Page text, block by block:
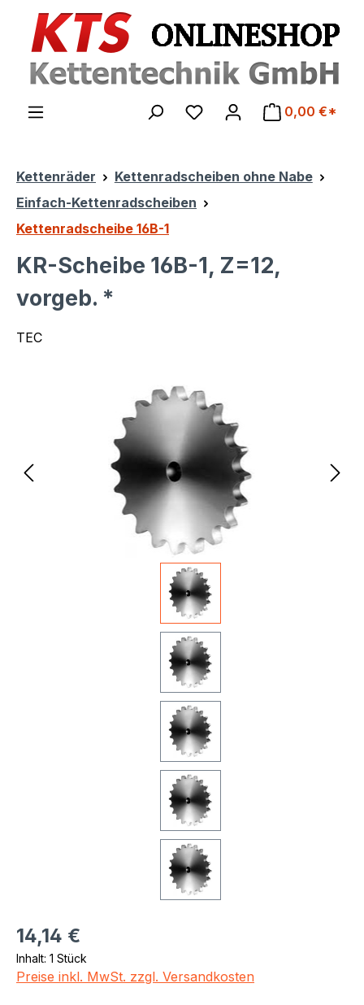
Zum Hauptinhalt springen
0,00 €*
Kettenräder
Kettenradscheiben ohne Nabe
Einfach-Kettenradscheiben
Kettenradscheibe 16B-1
KR-Scheibe 16B-1, Z=12,
vorgeb. *
TEC
Bildergalerie überspringen
Regulärer Preis:
14,14 €
Inhalt: 1 Stück
Preise inkl. MwSt. zzgl. Versandkosten